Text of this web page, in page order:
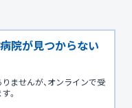
院が見つからない
ませんが、オンラインで受
。